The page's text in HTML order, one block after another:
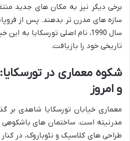
برخی دیگر نیز به مکان های جدید
سازه های مدرن تر بدهند. پس از
سال 1990، نام اصلی تورسکایا به
تاریخی خود را بازیافت.
شکوه معماری در
و امروز
معماری خیابان تورسکایا شاهدی
مدرنیته است. ساختمان های باشکوهی
طراحی های کلاسیک و نئوباروک، در